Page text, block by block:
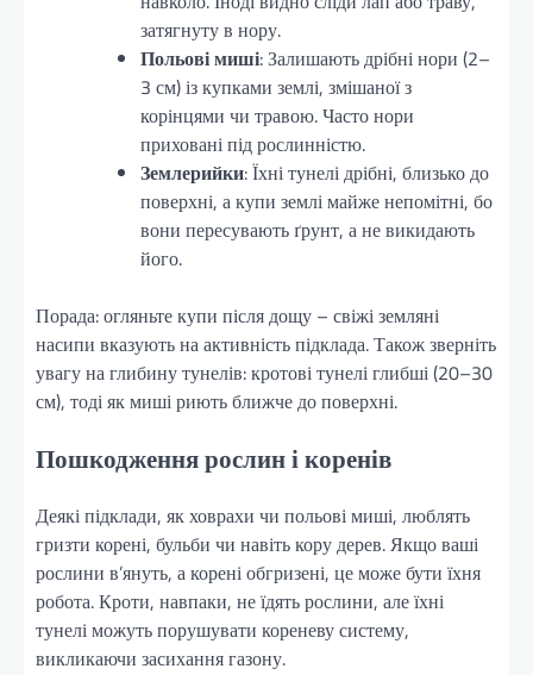
затягнуту в нору.
Польові миші: Залишають дрібні нори (2–
3 см) із купками землі, змішаної з
корінцями чи травою. Часто нори
приховані під рослинністю.
Землерийки: Їхні тунелі дрібні, близько до
поверхні, а купи землі майже непомітні, бо
вони пересувають ґрунт, а не викидають
його.
Порада: огляньте купи після дощу – свіжі земляні
насипи вказують на активність підклада. Також зверніть
увагу на глибину тунелів: кротові тунелі глибші (20–30
см), тоді як миші риють ближче до поверхні.
Пошкодження рослин і коренів
Деякі підклади, як ховрахи чи польові миші, люблять
гризти корені, бульби чи навіть кору дерев. Якщо ваші
рослини в’януть, а корені обгризені, це може бути їхня
робота. Кроти, навпаки, не їдять рослини, але їхні
тунелі можуть порушувати кореневу систему,
викликаючи засихання газону.